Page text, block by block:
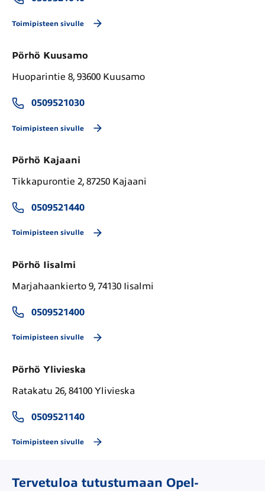
Toimipisteen sivulle
Pörhö Kuusamo
Huoparintie 8, 93600 Kuusamo
0509521030
Toimipisteen sivulle
Pörhö Kajaani
Tikkapurontie 2, 87250 Kajaani
0509521440
Toimipisteen sivulle
Pörhö Iisalmi
Marjahaankierto 9, 74130 Iisalmi
0509521400
Toimipisteen sivulle
Pörhö Ylivieska
Ratakatu 26, 84100 Ylivieska
0509521140
Toimipisteen sivulle
Tervetuloa tutustumaan Opel-